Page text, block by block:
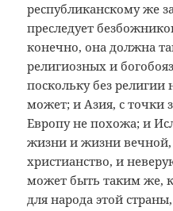
республиканскому же
преследует
конечно, она должна
религиозных и
поскольку без
может; и Азия, с точки
Европу не похожа; и
жизни и жизни вечной,
христианство, и
может быть таким же,
для народа этой